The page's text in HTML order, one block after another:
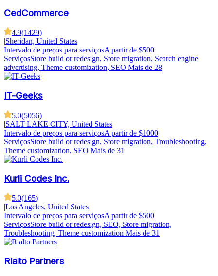
CedCommerce
4.9(1429)
Sheridan, United States
Intervalo de preços para serviçosA partir de $500
ServiçosStore build or redesign, Store migration, Search engine
advertising, Theme customization, SEO Mais de 28
IT-Geeks
5.0(5056)
|SALT LAKE CITY, United States
Intervalo de preços para serviçosA partir de $1000
ServiçosStore build or redesign, Store migration, Troubleshooting,
Theme customization, SEO Mais de 31
Kurli Codes Inc.
5.0(165)
|Los Angeles, United States
Intervalo de preços para serviçosA partir de $500
ServiçosStore build or redesign, SEO, Store migration,
Troubleshooting, Theme customization Mais de 31
Rialto Partners